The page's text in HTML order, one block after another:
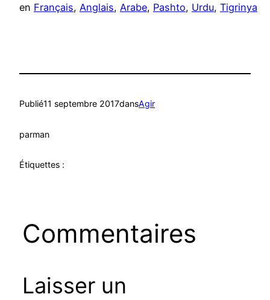
en Français, Anglais, Arabe, Pashto, Urdu, Tigrinya
Publié11 septembre 2017dansAgir
parman
Étiquettes :
Commentaires
Laisser un